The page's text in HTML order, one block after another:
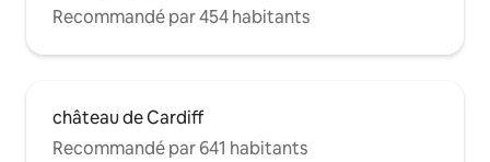
Recommandé par 454 habitants
château de Cardiff
Recommandé par 641 habitants